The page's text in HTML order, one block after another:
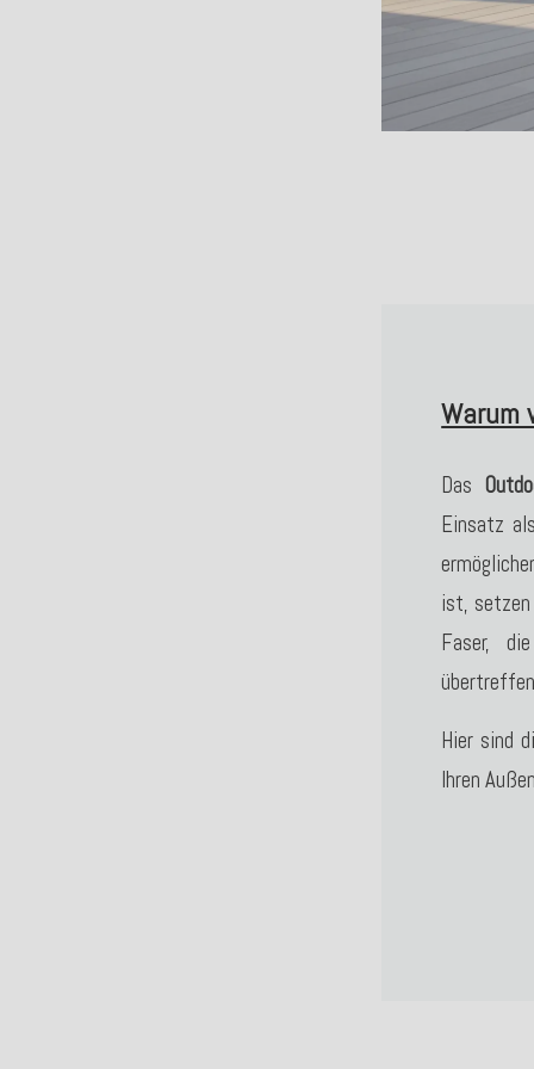
Warum
Das
Einsatz
ist,
Faser,
Hier sind
Ihren